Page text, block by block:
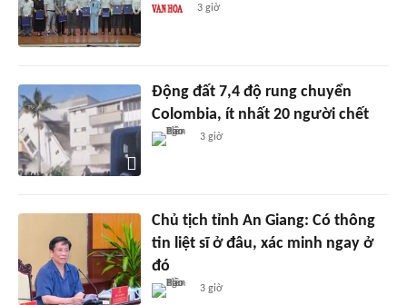
3 giờ
Động đất 7,4 độ rung chuyển
Colombia, ít nhất 20 người chết
3 giờ
Chủ tịch tỉnh An Giang: Có thông
tin liệt sĩ ở đâu, xác minh ngay ở
đó
3 giờ